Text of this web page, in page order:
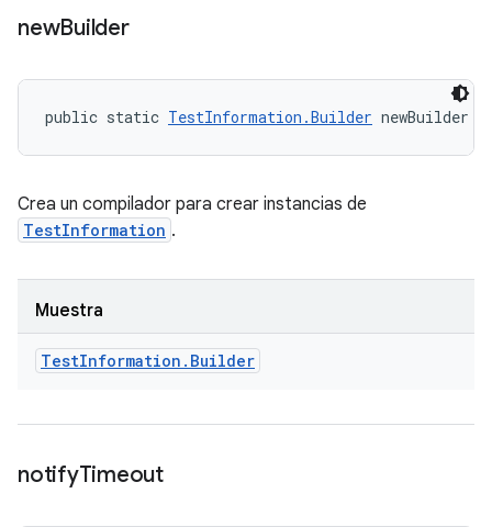
newBuilder
public static TestInformation.Builder newBuilder
Crea un compilador para crear instancias de
TestInformation .
Muestra
TestInformation . Builder
notifyTimeout